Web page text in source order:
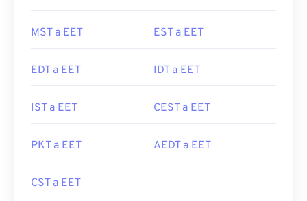
MST a EET EST a EET
EDT a EET IDT a EET
IST a EET CEST a EET
PKT a EET AEDT a EET
CST a EET